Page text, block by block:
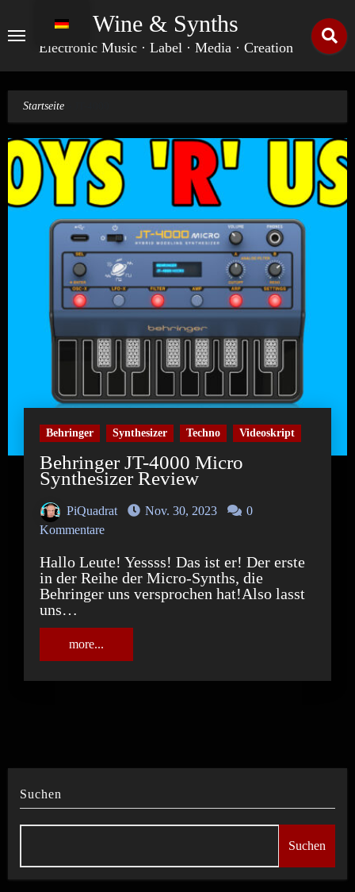
springen
Wine & Synths
Electronic Music · Label · Media · Creation
Startseite
Behringer Synthesizer Techno Videoskript
Behringer JT-4000 Micro
Synthesizer Review
PiQuadrat Nov. 30, 2023
0
Kommentare
Hallo Leute! Yessss! Das ist er! Der erste
in der Reihe der Micro-Synths, die
Behringer uns versprochen hat!Also lasst
uns…
more...
Suchen
Suchen